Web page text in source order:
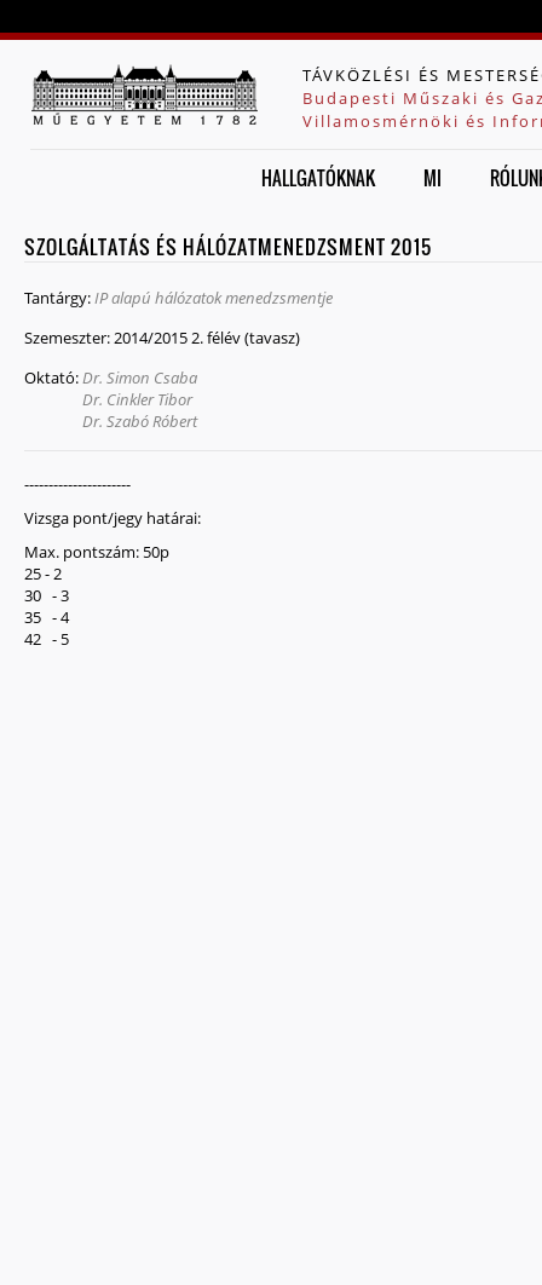
TÁVKÖZLÉSI ÉS
Budapesti Műszaki és
Villamosmérnöki és
HALLGATÓKNAK MI
SZOLGÁLTATÁS ÉS HÁLÓZATMENEDZSMENT 2015
Tantárgy:IP alapú hálózatok menedzsmentje
Szemeszter:2014/2015 2. félév (tavasz)
Oktató:Dr. Simon Csaba
Dr. Cinkler Tibor
Dr. Szabó Róbert
----------------------
Vizsga pont/jegy határai:
Max. pontszám: 50p
25 - 2
30 - 3
35 - 4
42 - 5